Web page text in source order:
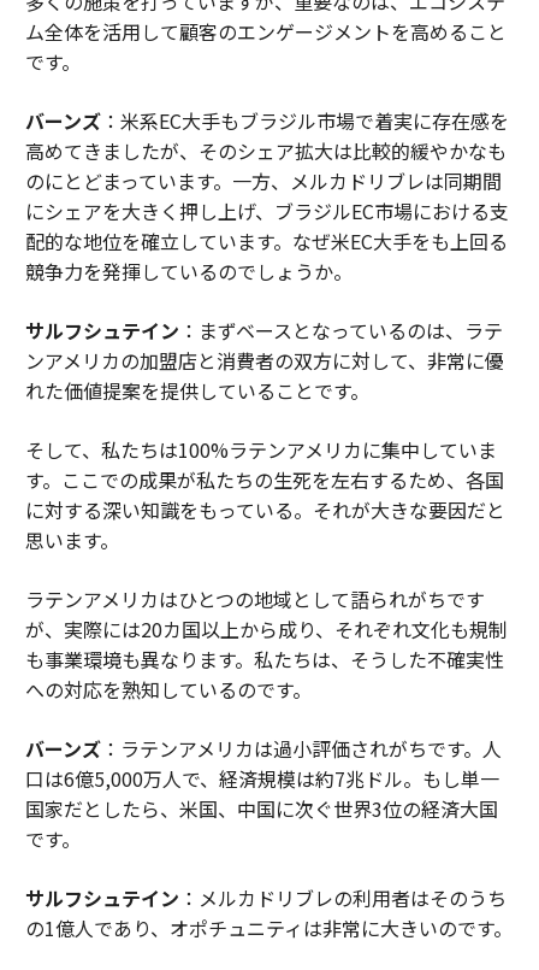
ム全体を活用して顧客のエンゲージメントを高めること
です。
バーンズ：米系EC大手もブラジル市場で着実に存在感を
高めてきましたが、そのシェア拡大は比較的緩やかなも
のにとどまっています。一方、メルカドリブレは同期間
にシェアを大きく押し上げ、ブラジルEC市場における支
配的な地位を確立しています。なぜ米EC大手をも上回る
競争力を発揮しているのでしょうか。
サルフシュテイン ：まずベースとなっているのは、ラテ
ンアメリカの加盟店と消費者の双方に対して、非常に優
れた価値提案を提供していることです。
そして、私たちは100%ラテンアメリカに集中していま
す。ここでの成果が私たちの生死を左右するため、各国
に対する深い知識をもっている。それが大きな要因だと
思います。
ラテンアメリカはひとつの地域として語られがちです
が、実際には20カ国以上から成り、それぞれ文化も規制
も事業環境も異なります。私たちは、そうした不確実性
への対応を熟知しているのです。
バーンズ：ラテンアメリカは過小評価されがちです。人
口は6億5,000万人で、経済規模は約7兆ドル。もし単一
国家だとしたら、米国、中国に次ぐ世界3位の経済大国
です。
サルフシュテイン ：メルカドリブレの利用者はそのうち
の1億人であり、オポチュニティは非常に大きいのです。